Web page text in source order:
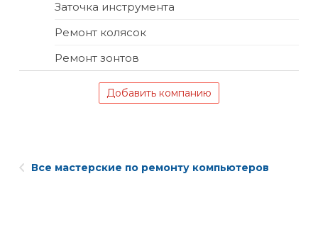
Заточка инструмента
Ремонт колясок
Ремонт зонтов
Добавить компанию
Все мастерские по ремонту компьютеров